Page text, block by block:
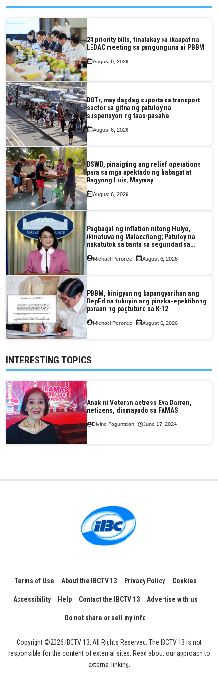
24 priority bills, tinalakay sa ikaapat na
LEDAC meeting sa pangunguna ni PBBM
August 6, 2026
DOTr, may dagdag suporta sa transport
sector sa gitna ng patuloy na
suspensyon ng taas-pasahe
August 6, 2026
DSWD, pinaigting ang relief operations
para sa mga apektado ng habagat at
Bagyong Luis, Maymay
August 6, 2026
Pagbagal ng inflation nitong Hulyo,
ikinatuwa ng Malacañang; Patuloy na
nakatutok sa banta sa seguridad sa
pagkain, enerhiya
Michael Peronce August 6, 2026
PBBM, binigyan ng kapangyarihan ang
DepEd na tukuyin ang pinaka-epektibong
paraan ng pagtuturo sa K-12
Michael Peronce August 6, 2026
INTERESTING TOPICS
Anak ni Veteran actress Eva Darren,
netizens, dismayado sa FAMAS
Divine Paguntalan June 17, 2024
Terms of Use About the IBCTV 13 Privacy Policy Cookies
Accessibility Help Contact the IBCTV 13 Advertise with us
Do not share or sell my info
Copyright ©2026 IBCTV 13, All Rights Reserved. The IBCTV 13 is not
responsible for the content of external sites. Read about our approach to
external linking.